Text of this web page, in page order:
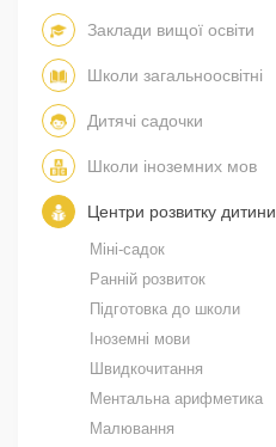
Заклади вищої освіти
Школи загальноосвітні
Дитячі садочки
Школи іноземних мов
Центри розвитку дитини
Міні-садок
Ранній розвиток
Підготовка до школи
Іноземні мови
Швидкочитання
Ментальна арифметика
Малювання